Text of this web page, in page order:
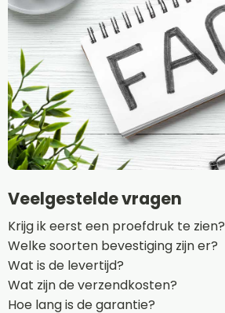
Veelgestelde vragen
Krijg ik eerst een proefdruk te zien?
Welke soorten bevestiging zijn er?
Wat is de levertijd?
Wat zijn de verzendkosten?
Hoe lang is de garantie?